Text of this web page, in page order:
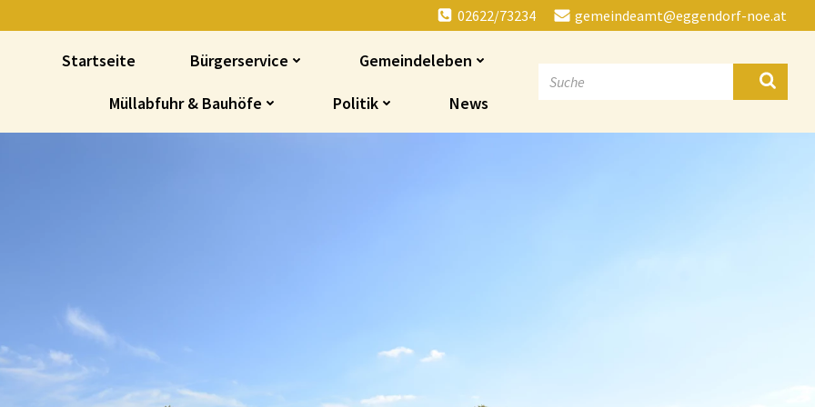
02622/73234 gemeindeamt@eggendorf-noe.at
Startseite Bürgerservice Gemeindeleben
Müllabfuhr & Bauhöfe Politik News